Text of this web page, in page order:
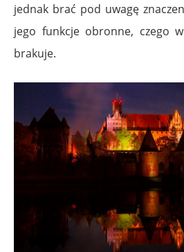
jednak brać pod uwagę
jego funkcje obronne, czego
brakuje.